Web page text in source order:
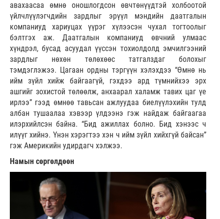
авахаасаа өмнө оношлогдсон өвчтөнүүдтэй холбоотой
үйлчлүүлэгчдийн зардлыг эрүүл мэндийн даатгалын
компаниуд хариуцах үүрэг хүлээсэн чухал тогтоолыг
бэлтгэх аж. Даатгалын компаниуд өвчний улмаас
хүндрэл, бусад асуудал үүссэн тохиолдолд эмчилгээний
зардлыг нөхөн төлөхөөс татгалздаг болохыг
тэмдэглэжээ. Цагаан ордны тэргүүн хэлэхдээ “Өмнө нь
ийм зүйл хийж байгаагүй, гэхдээ ард түмнийхээ эрх
ашгийг зохистой төлөөлж, анхаарал халамж тавих цаг үе
ирлээ” гээд өмнөө тавьсан ажлуудаа биелүүлэхийн тулд
албан тушаалаа хэвээр үлдээнэ гэж найдаж байгаагаа
илэрхийлсэн байна. “Бид ажиллах болно. Бид хэнээс ч
илүүг хийнэ. Үнэн хэрэгтээ хэн ч ийм зүйл хийхгүй байсан”
гэж Америкийн удирдагч хэлжээ.
Намын сөргөлдөөн